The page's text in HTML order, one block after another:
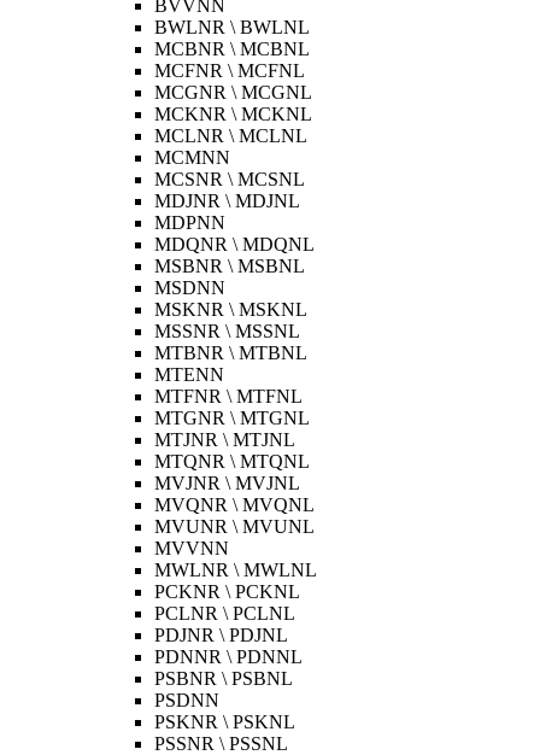
BVVNN
BWLNR \ BWLNL
MCBNR \ MCBNL
MCFNR \ MCFNL
MCGNR \ MCGNL
MCKNR \ MCKNL
MCLNR \ MCLNL
MCMNN
MCSNR \ MCSNL
MDJNR \ MDJNL
MDPNN
MDQNR \ MDQNL
MSBNR \ MSBNL
MSDNN
MSKNR \ MSKNL
MSSNR \ MSSNL
MTBNR \ MTBNL
MTENN
MTFNR \ MTFNL
MTGNR \ MTGNL
MTJNR \ MTJNL
MTQNR \ MTQNL
MVJNR \ MVJNL
MVQNR \ MVQNL
MVUNR \ MVUNL
MVVNN
MWLNR \ MWLNL
PCKNR \ PCKNL
PCLNR \ PCLNL
PDJNR \ PDJNL
PDNNR \ PDNNL
PSBNR \ PSBNL
PSDNN
PSKNR \ PSKNL
PSSNR \ PSSNL